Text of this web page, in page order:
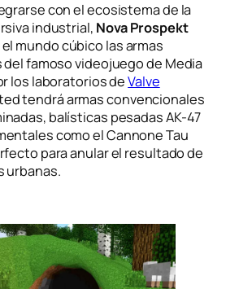
con el ecosistema de la
industrial, Nova Prospekt
mundo cúbico las armas
famoso videojuego de Media
los laboratorios deValve
tendrá armas convencionales
balísticas pesadas AK-47
como el Cannone Tau
para anular el resultado de
urbanas.